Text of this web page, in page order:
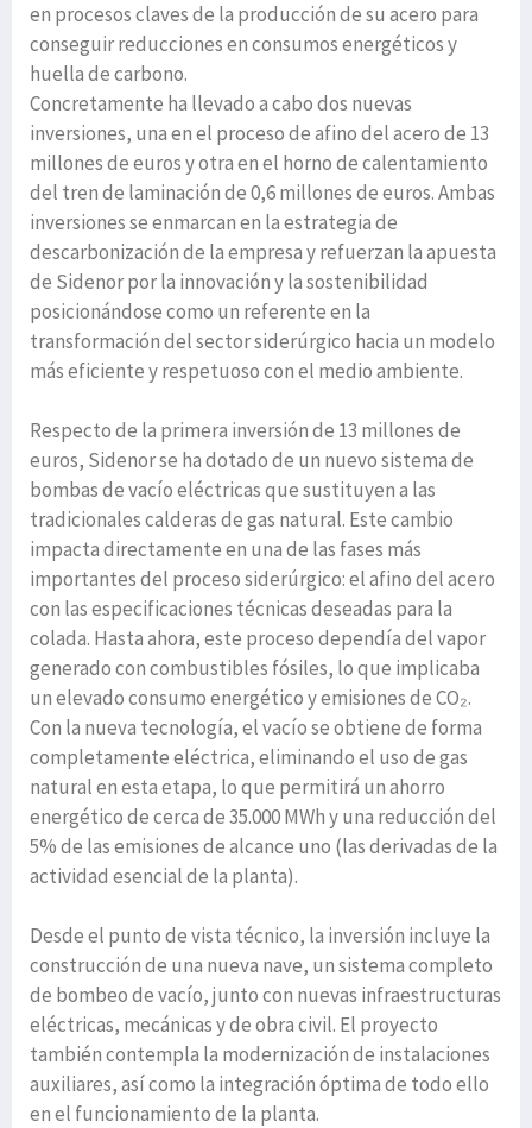
en procesos claves de la producción de su acero para
conseguir reducciones en consumos energéticos y
huella de carbono.
Concretamente ha llevado a cabo dos nuevas
inversiones, una en el proceso de afino del acero de 13
millones de euros y otra en el horno de calentamiento
del tren de laminación de 0,6 millones de euros. Ambas
inversiones se enmarcan en la estrategia de
descarbonización de la empresa y refuerzan la apuesta
de Sidenor por la innovación y la sostenibilidad
posicionándose como un referente en la
transformación del sector siderúrgico hacia un modelo
más eficiente y respetuoso con el medio ambiente.
Respecto de la primera inversión de 13 millones de
euros, Sidenor se ha dotado de un nuevo sistema de
bombas de vacío eléctricas que sustituyen a las
tradicionales calderas de gas natural. Este cambio
impacta directamente en una de las fases más
importantes del proceso siderúrgico: el afino del acero
con las especificaciones técnicas deseadas para la
colada. Hasta ahora, este proceso dependía del vapor
generado con combustibles fósiles, lo que implicaba
un elevado consumo energético y emisiones de CO₂.
Con la nueva tecnología, el vacío se obtiene de forma
completamente eléctrica, eliminando el uso de gas
natural en esta etapa, lo que permitirá un ahorro
energético de cerca de 35.000 MWh y una reducción del
5% de las emisiones de alcance uno (las derivadas de la
actividad esencial de la planta).
Desde el punto de vista técnico, la inversión incluye la
construcción de una nueva nave, un sistema completo
de bombeo de vacío, junto con nuevas infraestructuras
eléctricas, mecánicas y de obra civil. El proyecto
también contempla la modernización de instalaciones
auxiliares, así como la integración óptima de todo ello
en el funcionamiento de la planta.